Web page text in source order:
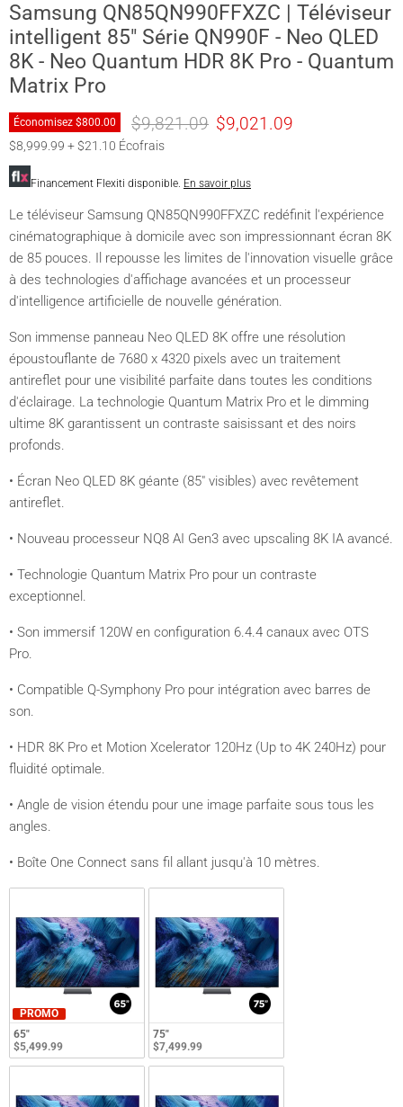
Samsung QN85QN990FFXZC | Téléviseur
intelligent 85" Série QN990F - Neo QLED
8K - Neo Quantum HDR 8K Pro - Quantum
Matrix Pro
Économisez $800.00 Prix original
$9,821.09 Prix actuel
$9,021.09
$8,999.99 + $21.10 Écofrais
Financement Flexiti disponible. En savoir plus
Le téléviseur Samsung QN85QN990FFXZC redéfinit l'expérience
cinématographique à domicile avec son impressionnant écran 8K
de 85 pouces. Il repousse les limites de l'innovation visuelle grâce
à des technologies d'affichage avancées et un processeur
d'intelligence artificielle de nouvelle génération.
Son immense panneau Neo QLED 8K offre une résolution
époustouflante de 7680 x 4320 pixels avec un traitement
antireflet pour une visibilité parfaite dans toutes les conditions
d'éclairage. La technologie Quantum Matrix Pro et le dimming
ultime 8K garantissent un contraste saisissant et des noirs
profonds.
• Écran Neo QLED 8K géante (85" visibles) avec revêtement
antireflet.
• Nouveau processeur NQ8 AI Gen3 avec upscaling 8K IA avancé.
• Technologie Quantum Matrix Pro pour un contraste
exceptionnel.
• Son immersif 120W en configuration 6.4.4 canaux avec OTS
Pro.
• Compatible Q-Symphony Pro pour intégration avec barres de
son.
• HDR 8K Pro et Motion Xcelerator 120Hz (Up to 4K 240Hz) pour
fluidité optimale.
• Angle de vision étendu pour une image parfaite sous tous les
angles.
• Boîte One Connect sans fil allant jusqu'à 10 mètres.
PROMO
65"
$5,499.99
75"
$7,499.99